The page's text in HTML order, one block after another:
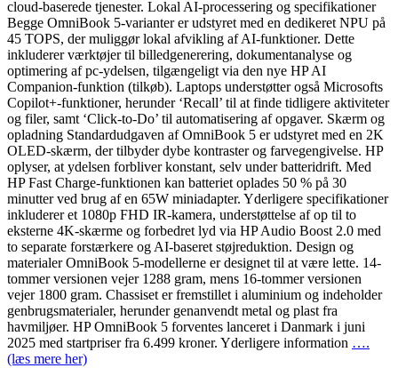
cloud-baserede tjenester. Lokal AI-processering og specifikationer
Begge OmniBook 5-varianter er udstyret med en dedikeret NPU på
45 TOPS, der muliggør lokal afvikling af AI-funktioner. Dette
inkluderer værktøjer til billedgenerering, dokumentanalyse og
optimering af pc-ydelsen, tilgængeligt via den nye HP AI
Companion-funktion (tilkøb). Laptops understøtter også Microsofts
Copilot+-funktioner, herunder ‘Recall’ til at finde tidligere aktiviteter
og filer, samt ‘Click-to-Do’ til automatisering af opgaver. Skærm og
opladning Standardudgaven af OmniBook 5 er udstyret med en 2K
OLED-skærm, der tilbyder dybe kontraster og farvegengivelse. HP
oplyser, at ydelsen forbliver konstant, selv under batteridrift. Med
HP Fast Charge-funktionen kan batteriet oplades 50 % på 30
minutter ved brug af en 65W miniadapter. Yderligere specifikationer
inkluderer et 1080p FHD IR-kamera, understøttelse af op til to
eksterne 4K-skærme og forbedret lyd via HP Audio Boost 2.0 med
to separate forstærkere og AI-baseret støjreduktion. Design og
materialer OmniBook 5-modellerne er designet til at være lette. 14-
tommer versionen vejer 1288 gram, mens 16-tommer versionen
vejer 1800 gram. Chassiset er fremstillet i aluminium og indeholder
genbrugsmaterialer, herunder genanvendt metal og plast fra
havmiljøer. HP OmniBook 5 forventes lanceret i Danmark i juni
2025 med startpriser fra 6.499 kroner. Yderligere information ….
(læs mere her)